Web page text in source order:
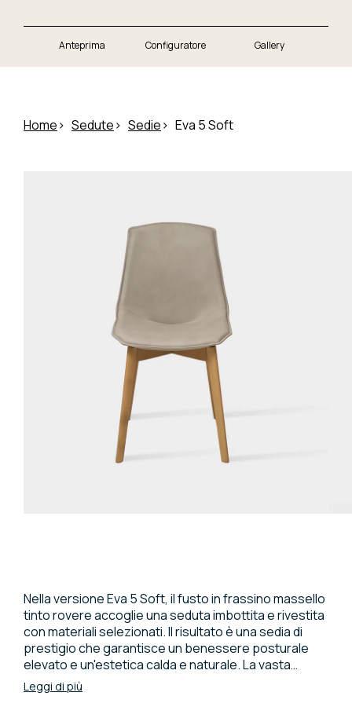
Anteprima Configuratore Gallery
Home Sedute Sedie Eva 5 Soft
Nella versione Eva 5 Soft, il fusto in frassino massello
tinto rovere accoglie una seduta imbottita e rivestita
con materiali selezionati. Il risultato è una sedia di
prestigio che garantisce un benessere posturale
elevato e un'estetica calda e naturale. La vasta
gamma di tessuti e pelli disponibili permette di
coordinare la seduta con i mobili circostanti,
Leggi di più